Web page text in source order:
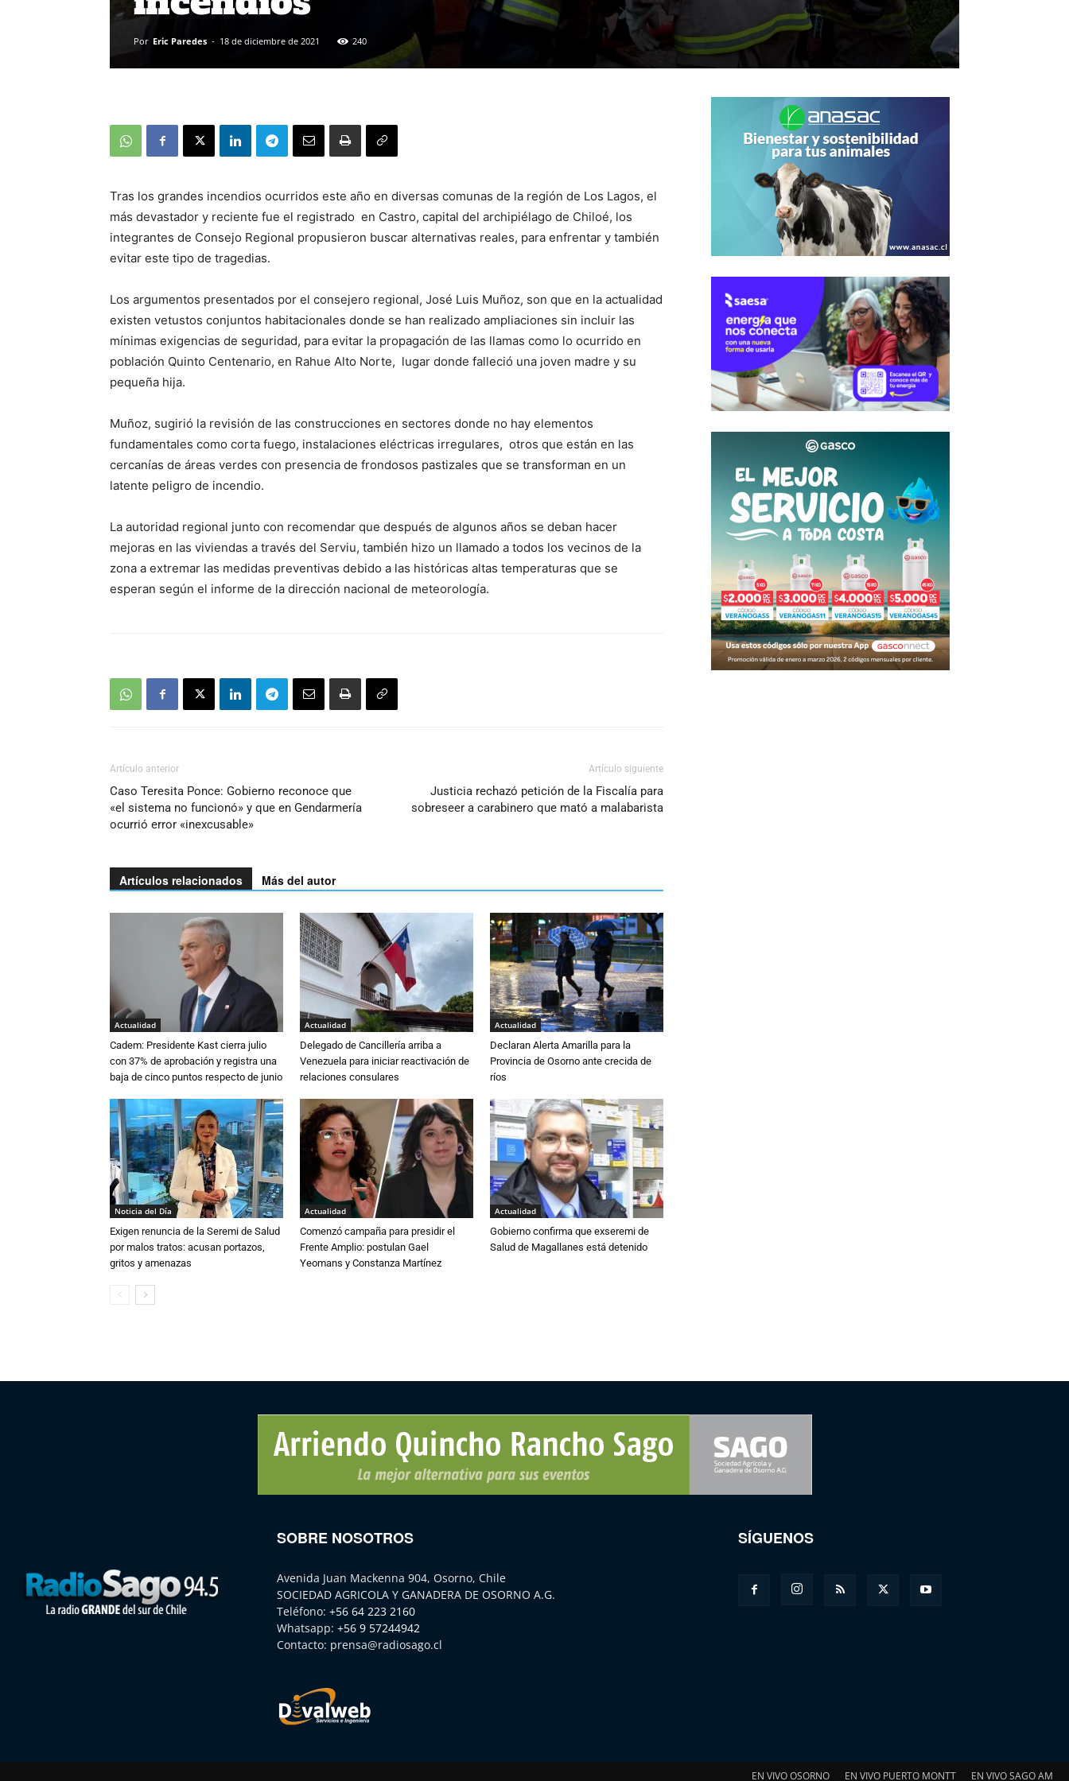
Por Eric Paredes - 18 de diciembre de 2021 240
Tras los grandes incendios ocurridos este año en diversas comunas de la región de Los Lagos, el
más devastador y reciente fue el registrado en Castro, capital del archipiélago de Chiloé, los
integrantes de Consejo Regional propusieron buscar alternativas reales, para enfrentar y también
evitar este tipo de tragedias.
Los argumentos presentados por el consejero regional, José Luis Muñoz, son que en la actualidad
existen vetustos conjuntos habitacionales donde se han realizado ampliaciones sin incluir las
mínimas exigencias de seguridad, para evitar la propagación de las llamas como lo ocurrido en
población Quinto Centenario, en Rahue Alto Norte, lugar donde falleció una joven madre y su
pequeña hija.
Muñoz, sugirió la revisión de las construcciones en sectores donde no hay elementos
fundamentales como corta fuego, instalaciones eléctricas irregulares, otros que están en las
cercanías de áreas verdes con presencia de frondosos pastizales que se transforman en un
latente peligro de incendio.
La autoridad regional junto con recomendar que después de algunos años se deban hacer
mejoras en las viviendas a través del Serviu, también hizo un llamado a todos los vecinos de la
zona a extremar las medidas preventivas debido a las históricas altas temperaturas que se
esperan según el informe de la dirección nacional de meteorología.
Artículo anterior
Caso Teresita Ponce: Gobierno reconoce que
«el sistema no funcionó» y que en Gendarmería
ocurrió error «inexcusable»
Artículo siguiente
Justicia rechazó petición de la Fiscalía para
sobreseer a carabinero que mató a malabarista
Artículos relacionados Más del autor
Actualidad
Cadem: Presidente Kast cierra julio
con 37% de aprobación y registra una
baja de cinco puntos respecto de junio
Actualidad
Delegado de Cancillería arriba a
Venezuela para iniciar reactivación de
relaciones consulares
Actualidad
Declaran Alerta Amarilla para la
Provincia de Osorno ante crecida de
ríos
Noticia del Día
Exigen renuncia de la Seremi de Salud
por malos tratos: acusan portazos,
gritos y amenazas
Actualidad
Comenzó campaña para presidir el
Frente Amplio: postulan Gael
Yeomans y Constanza Martínez
Actualidad
Gobierno confirma que exseremi de
Salud de Magallanes está detenido
SOBRE NOSOTROS
Avenida Juan Mackenna 904, Osorno, Chile
SOCIEDAD AGRICOLA Y GANADERA DE OSORNO A.G.
Teléfono: +56 64 223 2160
Whatsapp: +56 9 57244942
Contacto: prensa@radiosago.cl
SÍGUENOS
EN VIVO OSORNO EN VIVO PUERTO MONTT EN VIVO SAGO AM